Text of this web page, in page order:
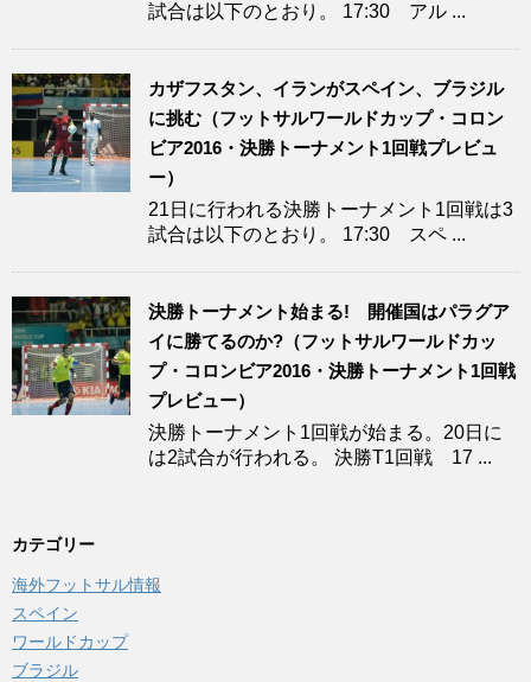
試合は以下のとおり。 17:30 アル ...
カザフスタン、イランがスペイン、ブラジル
に挑む（フットサルワールドカップ・コロン
ビア2016・決勝トーナメント1回戦プレビュ
ー）
21日に行われる決勝トーナメント1回戦は3
試合は以下のとおり。 17:30 スペ ...
決勝トーナメント始まる! 開催国はパラグア
イに勝てるのか?（フットサルワールドカッ
プ・コロンビア2016・決勝トーナメント1回戦
プレビュー）
決勝トーナメント1回戦が始まる。20日に
は2試合が行われる。 決勝T1回戦 17 ...
カテゴリー
海外フットサル情報
スペイン
ワールドカップ
ブラジル